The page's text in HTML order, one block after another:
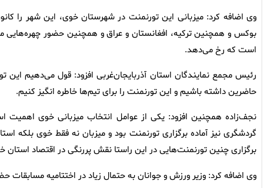
وی اضافه کرد: میزبانی این تورنمنت در شهرستان خوی، این شهر را
بوکس و همچنین ترکیه، افغانستان و عراق و همچنین حضور
است که رخ می‌دهد.
رئیس مجمع نمایندگان استان آذربایجان‌غربی افزود: قول می‌دهیم این
حاضرین داشته باشیم و این تورنمنت را برای تیم‌ها خاطره انگیز کنیم.
نجف‌زاده همچنین افزود: یکی از عوامل انتخاب میزبانی خوی
گردشگری نیز آماده برگزاری تورنمنت بود و میزبان نه فقط خوی
برگزاری چنین تورنمنت‌هایی در این راستا نقش پررنگی در اقتصاد استان
وی اضافه کرد: وزیر ورزش و جوانان به حتمال زیاد در اختتامیه